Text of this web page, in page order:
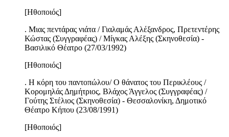
[Ηθοποιός]
. Μιας πεντάρας νιάτα / Γιαλαμάς Αλέξανδρος, Πρετεντέρης
Κώστας (Συγγραφέας) / Μίγκας Αλέξης (Σκηνοθεσία) -
Βασιλικό Θέατρο (27/03/1992)
[Ηθοποιός]
. Η κόρη του παντοπώλου/ Ο θάνατος του Περικλέους /
Κορομηλάς Δημήτριος, Βλάχος Άγγελος (Συγγραφέας) /
Γούτης Στέλιος (Σκηνοθεσία) - Θεσσαλονίκη, Δημοτικό
Θέατρο Κήπου (23/08/1991)
[Ηθοποιός]